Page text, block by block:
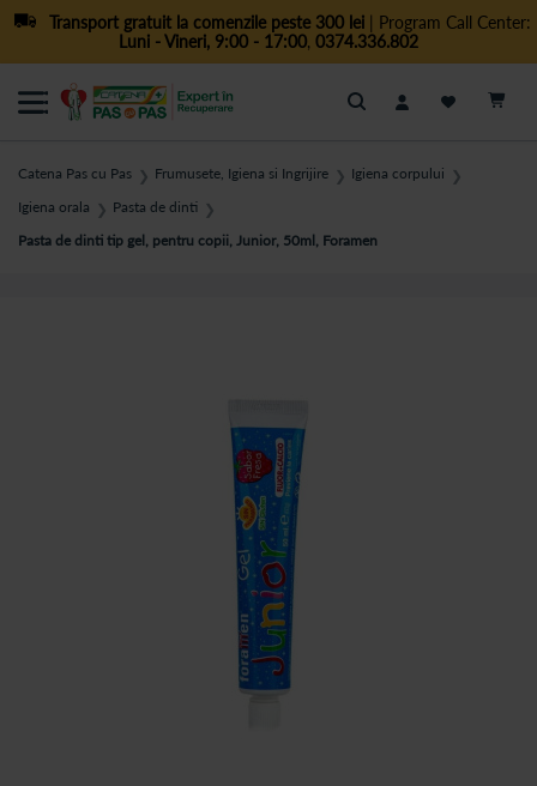
Transport gratuit la comenzile peste 300 lei| Program Call Center:
Luni - Vineri, 9:00 - 17:00, 0374.336.802
Cautare
Catena Pas cu Pas ❯ Frumusete, Igiena si Ingrijire ❯ Igiena corpului ❯
Igiena orala ❯ Pasta de dinti ❯
Pasta de dinti tip gel, pentru copii, Junior, 50ml, Foramen